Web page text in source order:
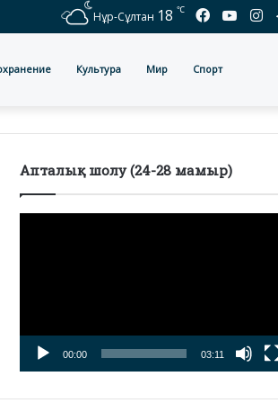
Facebook
Нұр-Сұлтан 18 ℃
Культура Мир Спорт
Апталық шолу (24-28 мамыр)
00:00 03:11